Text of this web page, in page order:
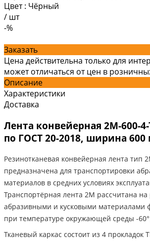
Цвет : Чёрный
/ шт
-%
Заказать
Цена действительна только для
может отличаться от цен в
Описание
Характеристики
Доставка
Лента конвейерная 2М-600-4-
по ГОСТ 20-2018, ширина
Резинотканевая конвейерная лента тип
предназначена для транспортировки
материалов в средних условиях
Транспортёрная лента 2М рассчитана на
абразивными и кусковыми материалами
при температуре окружающей среды -60°
Тканевый каркас состоит из 4 прокладок